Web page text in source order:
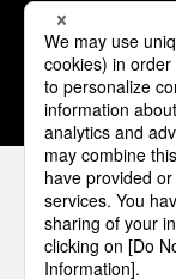
1
パナソニ